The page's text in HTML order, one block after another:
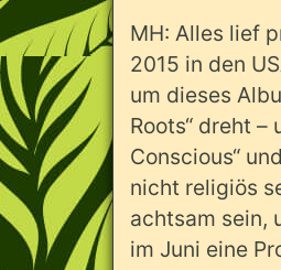
MH: Alles lief
2015 in den
um dieses
Roots“ dreht –
Conscious“
nicht religiös
achtsam sein,
im Juni eine